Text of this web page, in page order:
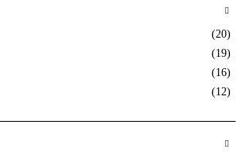
(20)
(19)
(16)
(12)